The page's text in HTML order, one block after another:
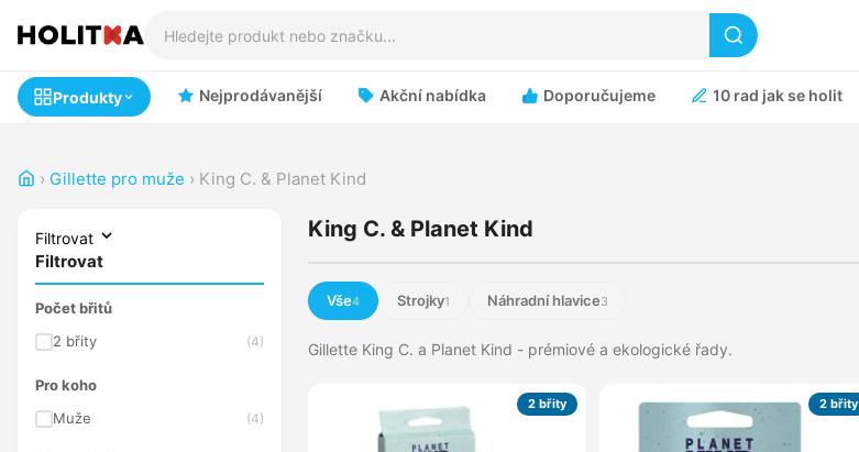
Produkty Nejprodávanější Akční nabídka Doporučujeme 10 rad jak se holit
› Gillette pro muže › King C. & Planet Kind
Filtrovat
Filtrovat
Počet břitů
2 břity
(4)
Pro koho
Muže
(4)
King C. & Planet Kind
Vše4 Strojky1 Náhradní hlavice3
Gillette King C. a Planet Kind - prémiové a ekologické řady.
2 břity 2 břity